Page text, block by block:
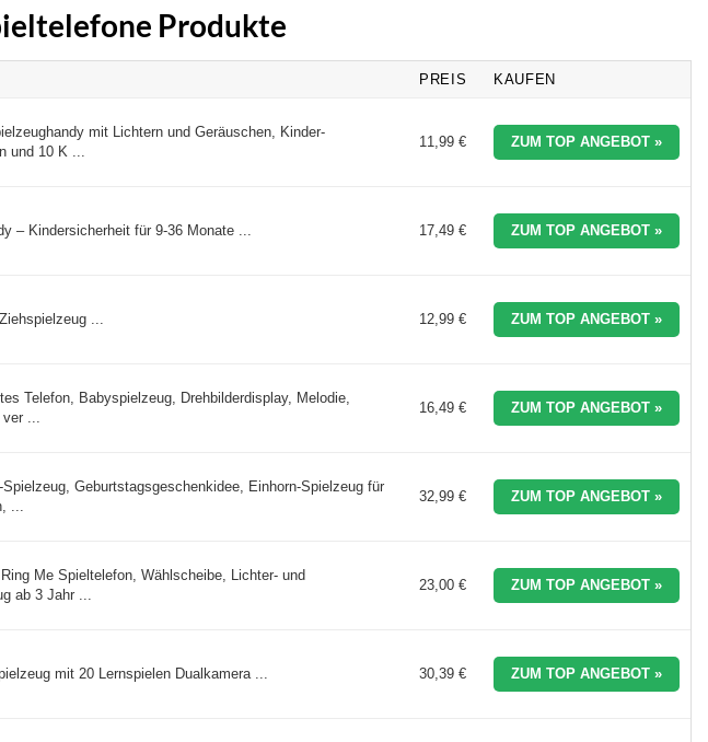
Produkte
PREIS KAUFEN
mit Lichtern und Geräuschen, Kinder-
und 10 K ...
11,99 € ZUM TOP ANGEBOT »
– Kindersicherheit für 9-36 Monate ... 17,49 € ZUM TOP ANGEBOT »
... 12,99 € ZUM TOP ANGEBOT »
Telefon, Babyspielzeug, Drehbilderdisplay, Melodie,
...
16,49 € ZUM TOP ANGEBOT »
Geburtstagsgeschenkidee, Einhorn-Spielzeug für
...
32,99 € ZUM TOP ANGEBOT »
Me Spieltelefon, Wählscheibe, Lichter- und
ab 3 Jahr ...
23,00 € ZUM TOP ANGEBOT »
mit 20 Lernspielen Dualkamera ... 30,39 € ZUM TOP ANGEBOT »